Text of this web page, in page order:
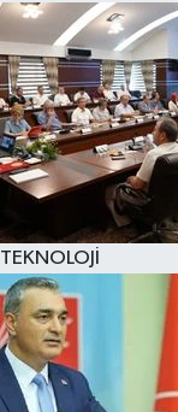
TEKNOLOJİ